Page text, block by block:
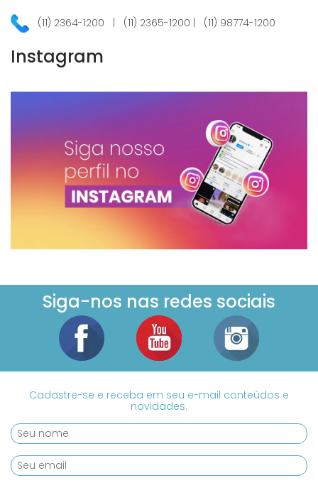
(11) 2364-1200 | (11) 2365-1200 | (11) 98774-1200
Instagram
Siga-nos nas redes sociais
Cadastre-se e receba em seu e-mail conteúdos e
novidades.